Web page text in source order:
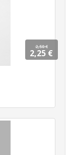
2,50 €
2,25 €